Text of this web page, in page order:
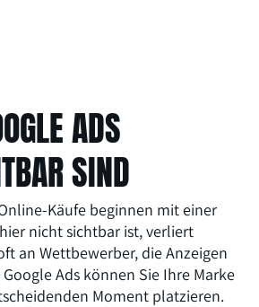
ADS
SIND
Käufe beginnen mit einer
nicht sichtbar ist, verliert
an Wettbewerber, die Anzeigen
Ads können Sie Ihre Marke
Moment platzieren.